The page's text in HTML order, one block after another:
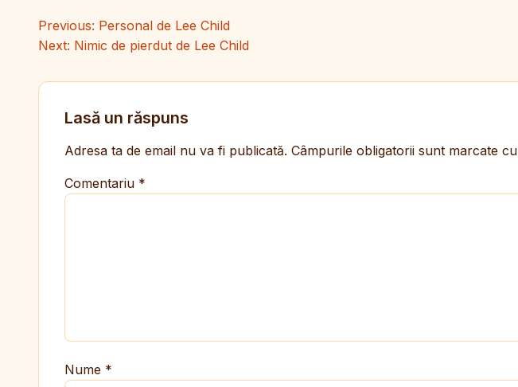
Navigare în articole
Previous: Personal de Lee Child
Next: Nimic de pierdut de Lee Child
Lasă un răspuns
Adresa ta de email nu va fi publicată. Câmpurile obligatorii sunt marcate cu
Comentariu *
Nume *